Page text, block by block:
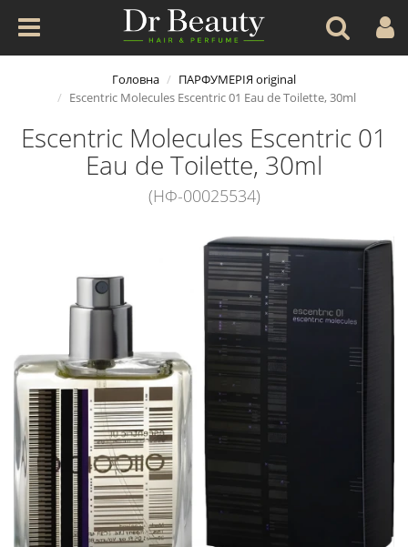
Головна
ПАРФУМЕРІЯ original
Escentric Molecules Escentric 01 Eau de Toilette, 30ml
Escentric Molecules Escentric 01
Eau de Toilette, 30ml
(НФ-00025534)